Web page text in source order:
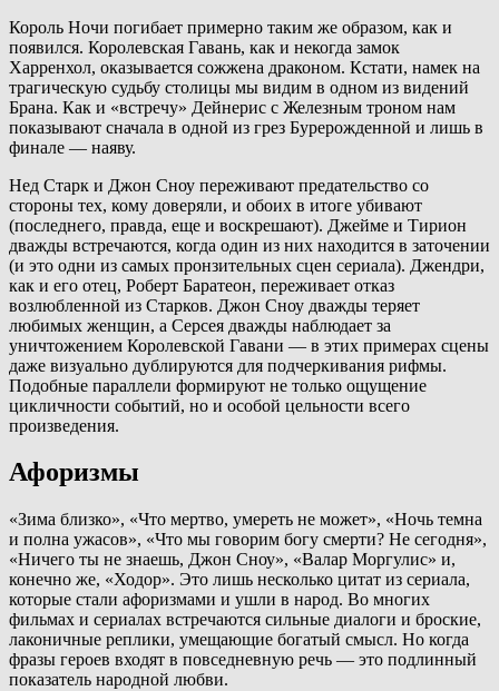
Король Ночи погибает примерно таким же образом, как и
появился. Королевская Гавань, как и некогда замок
Харренхол, оказывается сожжена драконом. Кстати, намек на
трагическую судьбу столицы мы видим в одном из видений
Брана. Как и «встречу» Дейнерис с Железным троном нам
показывают сначала в одной из грез Бурерожденной и лишь в
финале — наяву.
Нед Старк и Джон Сноу переживают предательство со
стороны тех, кому доверяли, и обоих в итоге убивают
(последнего, правда, еще и воскрешают). Джейме и Тирион
дважды встречаются, когда один из них находится в заточении
(и это одни из самых пронзительных сцен сериала). Джендри,
как и его отец, Роберт Баратеон, переживает отказ
возлюбленной из Старков. Джон Сноу дважды теряет
любимых женщин, а Серсея дважды наблюдает за
уничтожением Королевской Гавани — в этих примерах сцены
даже визуально дублируются для подчеркивания рифмы.
Подобные параллели формируют не только ощущение
цикличности событий, но и особой цельности всего
произведения.
Афоризмы
«Зима близко», «Что мертво, умереть не может», «Ночь темна
и полна ужасов», «Что мы говорим богу смерти? Не сегодня»,
«Ничего ты не знаешь, Джон Сноу», «Валар Моргулис» и,
конечно же, «Ходор». Это лишь несколько цитат из сериала,
которые стали афоризмами и ушли в народ. Во многих
фильмах и сериалах встречаются сильные диалоги и броские,
лаконичные реплики, умещающие богатый смысл. Но когда
фразы героев входят в повседневную речь — это подлинный
показатель народной любви.